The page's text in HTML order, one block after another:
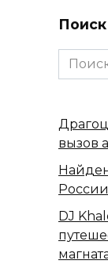
Поиск
Search
for:
вызов
DJ